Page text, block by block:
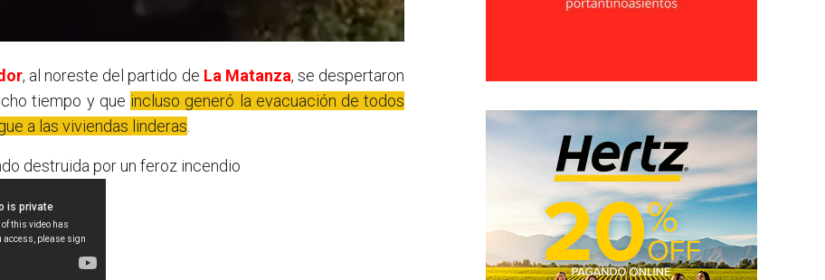
, al noreste del partido de La Matanza, se despertaron
tiempo y que incluso generó la evacuación de todos
a las viviendas linderas
destruida por un feroz incendio